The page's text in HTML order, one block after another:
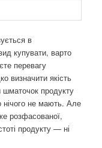
в
купувати, варто
перевагу
визначити якість
шматочок продукту
нічого не мають. Але
розфасованої,
продукту — ні